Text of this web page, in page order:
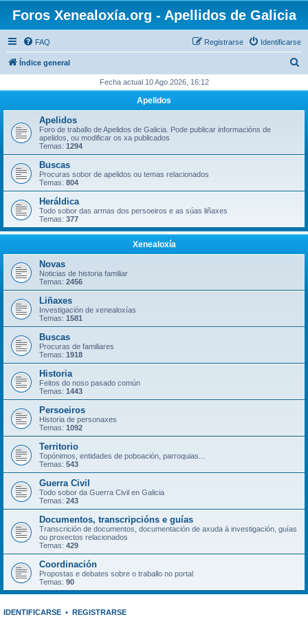
Foros Xenealoxía.org - Apellidos de Galicia
FAQ Identificarse
Registrarse
Índice general
c
Fecha actual 10 Ago 2026, 16:12
Apelidos
Apelidos
Foro de traballo de Apelidos de Galicia. Pode publicar informacións de
apelidos, ou modificar os xa publicados
Temas: 1294
Buscas
Procuras sobor de apelidos ou temas relacionados
Temas: 804
Heráldica
Todo sobor das armas dos persoeiros e as súas liñaxes
Temas: 377
Xenealoxía
Novas
Noticias de historia familiar
Temas: 2456
Liñaxes
Investigación de xenealoxías
Temas: 1581
Buscas
Procuras de familiares
Temas: 1918
Historia
Feitos do noso pasado común
Temas: 1443
Persoeiros
Historia de personaxes
Temas: 1092
Territorio
Topónimos, entidades de poboación, parroquias...
Temas: 543
Guerra Civil
Todo sobor da Guerra Civil en Galicia
Temas: 243
Documentos, transcripcións e guías
Transcrición de documentos, documentación de axuda á investigación, guías
ou proxectos relacionados
Temas: 429
Coordinación
Propostas e debates sobre o traballo no portal
Temas: 90
IDENTIFICARSE • REGISTRARSE